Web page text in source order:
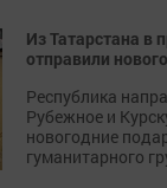
Из Татарстана в
отправили
Республика
Рубежное и
новогодние
гуманитарного